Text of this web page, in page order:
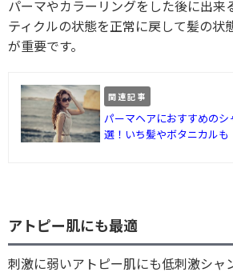
パーマやカラーリングをした後に出来
ティクルの状態を正常に戻して髪の状
が重要です。
関連記事
パーマヘアにおすすめの
選！いち髪やボタニカルも
アトピー肌にも最適
刺激に弱いアトピー肌にも低刺激シャ